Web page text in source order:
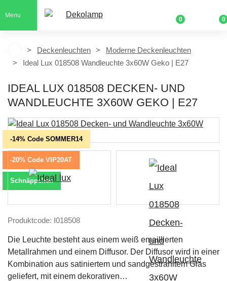
Menu
0 0
Deckenleuchten
Moderne Deckenleuchten
Ideal Lux 018508 Wandleuchte 3x60W Geko | E27
IDEAL LUX 018508 DECKEN- UND
WANDLEUCHTE 3X60W GEKO | E27
-14% Code SOMMER14
-20% Code VIP20AT
Schnäppchen
Produktcode: I018508
Die Leuchte besteht aus einem weiß emaillierten
Metallrahmen und einem Diffusor. Der Diffusor wird in einer
Kombination aus satiniertem und sandgestrahltem Glas
geliefert, mit einem dekorativen…